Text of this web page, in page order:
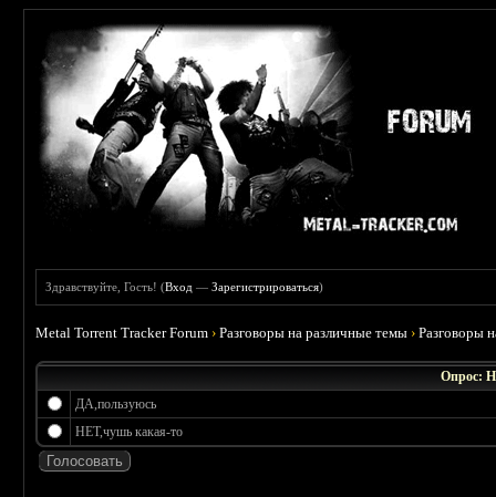
Здравствуйте, Гость! (Вход —Зарегистрироваться)
Metal Torrent Tracker Forum ›Разговоры на различные темы ›Разговоры
Опрос:
ДА,пользуюсь
НЕТ,чушь какая-то